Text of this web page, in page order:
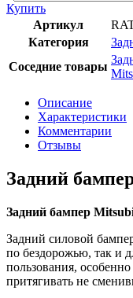
Купить
Артикул
Категория
Соседние товары
Описание
Характеристики
Комментарии
Отзывы
Задний
Задний бампер
Задний силовой
по бездорожью, так и
пользования,
притягивать не